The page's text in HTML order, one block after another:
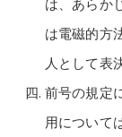
は電磁的方
人として表
前号の規定
用について